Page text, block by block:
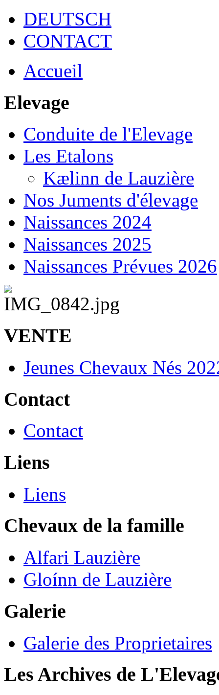
DEUTSCH
CONTACT
Accueil
Elevage
Conduite de l'Elevage
Les Etalons
Kælinn de Lauzière
Nos Juments d'élevage
Naissances 2024
Naissances 2025
Naissances Prévues 2026
VENTE
Jeunes Chevaux Nés
Contact
Contact
Liens
Liens
Chevaux de la famille
Alfari Lauzière
Gloínn de Lauzière
Galerie
Galerie des Proprietaires
Les Archives de